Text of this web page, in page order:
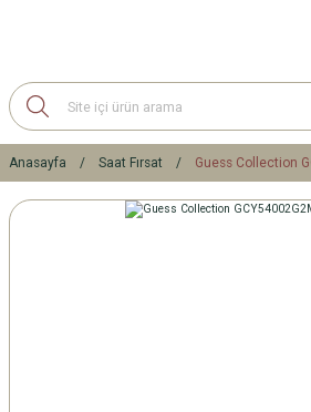
Anasayfa Saat Fırsat Guess Collection